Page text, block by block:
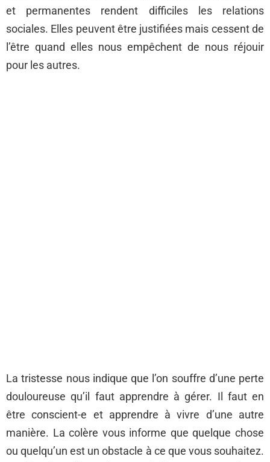
et permanentes rendent difficiles les relations
sociales. Elles peuvent être justifiées mais cessent de
l’être quand elles nous empêchent de nous réjouir
pour les autres.
La tristesse nous indique que l’on souffre d’une perte
douloureuse qu’il faut apprendre à gérer. Il faut en
être conscient-e et apprendre à vivre d’une autre
manière. La colère vous informe que quelque chose
ou quelqu’un est un obstacle à ce que vous souhaitez.